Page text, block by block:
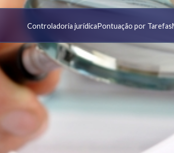
Controladoria jurídicaPontuação por Tarefas